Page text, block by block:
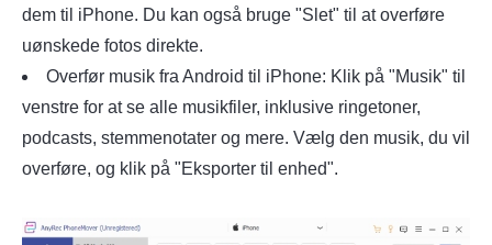
dem til iPhone. Du kan også bruge "Slet" til at overføre
uønskede fotos direkte.
Overfør musik fra Android til iPhone: Klik på "Musik" til
venstre for at se alle musikfiler, inklusive ringetoner,
podcasts, stemmenotater og mere. Vælg den musik, du vil
overføre, og klik på "Eksporter til enhed".